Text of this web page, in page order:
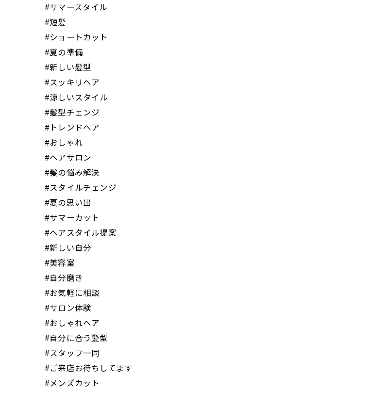
#サマースタイル
#短髪
#ショートカット
#夏の準備
#新しい髪型
#スッキリヘア
#涼しいスタイル
#髪型チェンジ
#トレンドヘア
#おしゃれ
#ヘアサロン
#髪の悩み解決
#スタイルチェンジ
#夏の思い出
#サマーカット
#ヘアスタイル提案
#新しい自分
#美容室
#自分磨き
#お気軽に相談
#サロン体験
#おしゃれヘア
#自分に合う髪型
#スタッフ一同
#ご来店お待ちしてます
#メンズカット